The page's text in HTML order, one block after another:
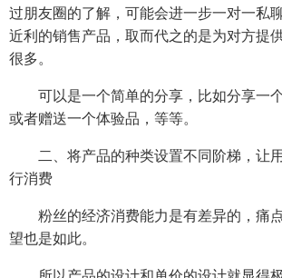
过朋友圈的了解，可能会进一步一对一私
近利的销售产品，取而代之的是为对方提
很多。
可以是一个简单的分享，比如分享一个
或者赠送一个体验品，等等。
二、将产品的种类设置不同阶梯，让
行消费
粉丝的经济消费能力是有差异的，痛
望也是如此。